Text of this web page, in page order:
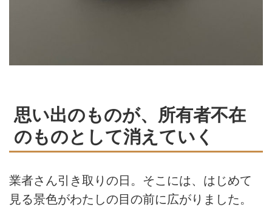
思い出のものが、所有者不在
のものとして消えていく
業者さん引き取りの日。そこには、はじめて
見る景色がわたしの目の前に広がりました。